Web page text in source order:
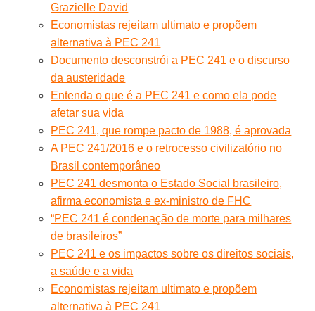
Grazielle David
Economistas rejeitam ultimato e propõem
alternativa à PEC 241
Documento desconstrói a PEC 241 e o discurso
da austeridade
Entenda o que é a PEC 241 e como ela pode
afetar sua vida
PEC 241, que rompe pacto de 1988, é aprovada
A PEC 241/2016 e o retrocesso civilizatório no
Brasil contemporâneo
PEC 241 desmonta o Estado Social brasileiro,
afirma economista e ex-ministro de FHC
“PEC 241 é condenação de morte para milhares
de brasileiros”
PEC 241 e os impactos sobre os direitos sociais,
a saúde e a vida
Economistas rejeitam ultimato e propõem
alternativa à PEC 241